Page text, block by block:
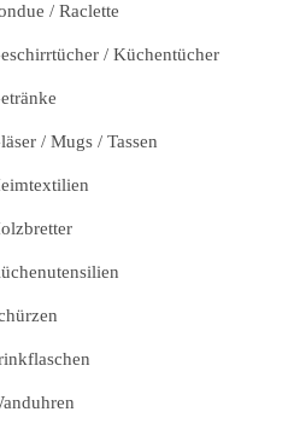
/ Raclette
/ Küchentücher
/ Mugs / Tassen